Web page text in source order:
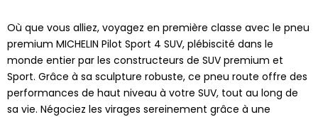
Où que vous alliez, voyagez en première classe avec le pneu
premium MICHELIN Pilot Sport 4 SUV, plébiscité dans le
monde entier par les constructeurs de SUV premium et
Sport. Grâce à sa sculpture robuste, ce pneu route offre des
performances de haut niveau à votre SUV, tout au long de
sa vie. Négociez les virages sereinement grâce à une